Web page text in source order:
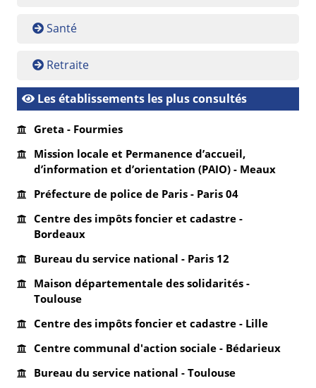
Santé
Retraite
Les établissements les plus consultés
Greta - Fourmies
Mission locale et Permanence d’accueil,
d’information et d’orientation (PAIO) - Meaux
Préfecture de police de Paris - Paris 04
Centre des impôts foncier et cadastre -
Bordeaux
Bureau du service national - Paris 12
Maison départementale des solidarités -
Toulouse
Centre des impôts foncier et cadastre - Lille
Centre communal d'action sociale - Bédarieux
Bureau du service national - Toulouse